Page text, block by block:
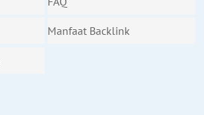
Manfaat Backlink